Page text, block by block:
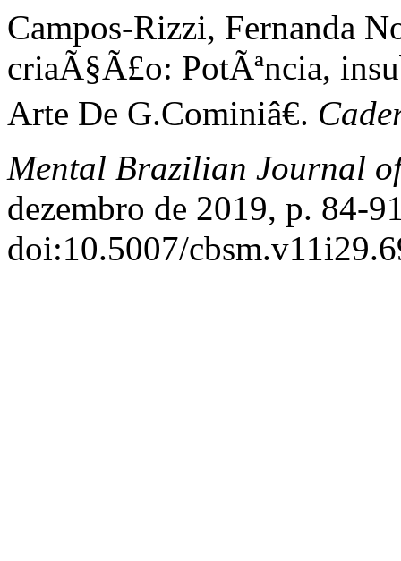
Campos-Rizzi, Fernanda
criaÃ§Ã£o: PotÃªncia,
Arte De G.Cominiâ€.
Mental Brazilian Journal
dezembro de 2019, p. 84-
doi:10.5007/